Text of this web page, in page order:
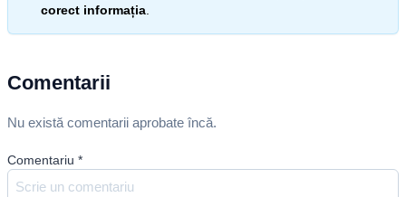
corect informația
Comentarii
Nu există comentarii aprobate încă.
Comentariu *